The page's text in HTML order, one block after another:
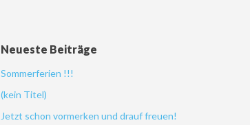
Neueste Beiträge
Sommerferien !!!
(kein Titel)
Jetzt schon vormerken und drauf freuen!